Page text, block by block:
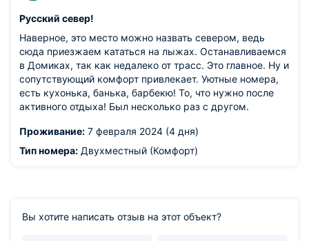
Русский север!
Наверное, это место можно назвать севером, ведь
сюда приезжаем кататься на лыжах. Останавливаемся
в Домиках, так как недалеко от трасс. Это главное. Ну и
сопутствующий комфорт привлекает. Уютные номера,
есть кухонька, банька, барбекю! То, что нужно после
активного отдыха! Был несколько раз с другом.
Проживание: 7 февраля 2024 (4 дня)
Тип номера: Двухместный (Комфорт)
Вы хотите написать отзыв на этот объект?